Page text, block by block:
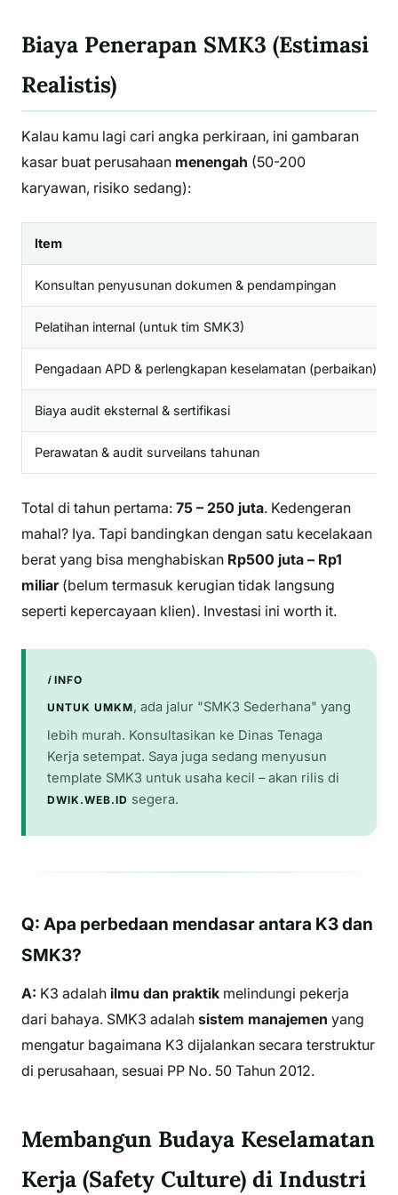
Biaya Penerapan SMK3 (Estimasi
Realistis)
Kalau kamu lagi cari angka perkiraan, ini gambaran
kasar buat perusahaan menengah (50-200
karyawan, risiko sedang):
Item
Konsultan penyusunan dokumen & pendampingan
Pelatihan internal (untuk tim SMK3)
Pengadaan APD & perlengkapan keselamatan (perbaikan)
Biaya audit eksternal & sertifikasi
Perawatan & audit surveilans tahunan
Total di tahun pertama: 75 – 250 juta. Kedengeran
mahal? Iya. Tapi bandingkan dengan satu kecelakaan
berat yang bisa menghabiskan Rp500 juta – Rp1
miliar(belum termasuk kerugian tidak langsung
seperti kepercayaan klien). Investasi ini worth it.
ℹ️ INFO
UNTUK UMKM, ada jalur "SMK3 Sederhana" yang
lebih murah. Konsultasikan ke Dinas Tenaga
Kerja setempat. Saya juga sedang menyusun
template SMK3 untuk usaha kecil – akan rilis di
DWIK.WEB.ID segera.
Q: Apa perbedaan mendasar antara K3 dan
SMK3?
A: K3 adalah ilmu dan praktik melindungi pekerja
dari bahaya. SMK3 adalah sistem manajemen yang
mengatur bagaimana K3 dijalankan secara terstruktur
di perusahaan, sesuai PP No. 50 Tahun 2012.
Membangun Budaya Keselamatan
Kerja (Safety Culture) di Industri